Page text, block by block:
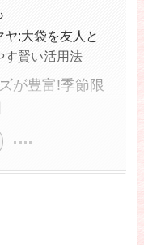
:大袋を友人と
す賢い活用法
が豊富!季節限